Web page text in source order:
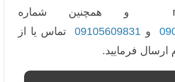
@nedaye_ketab و همچنین شماره
و 09105609831تماس یا از
فرمایید.